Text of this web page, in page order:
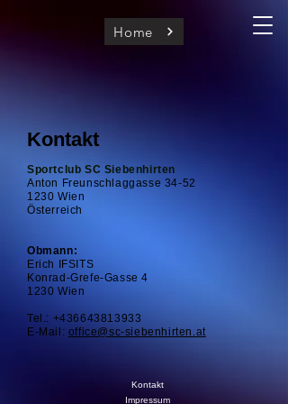
Home
Kontakt
Sportclub SC Siebenhirten
Anton Freunschlaggasse 34-52
1230 Wien
Österreich
Obmann:
Erich IFSITS
Konrad-Grefe-Gasse 4
1230 Wien
Tel.: +436643813933
E-Mail: office@sc-siebenhirten.at
Kontakt
Impressum